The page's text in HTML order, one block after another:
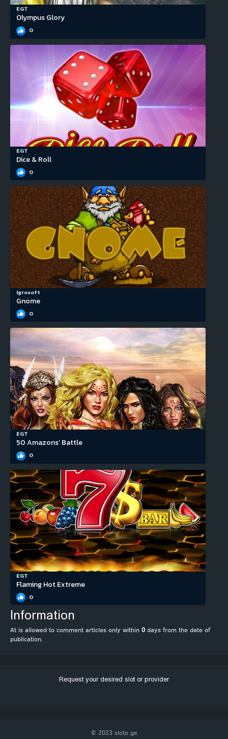
EGT
Olympus Glory
0
EGT
Dice & Roll
0
Igrosoft
Gnome
0
EGT
50 Amazons’ Battle
0
EGT
Flaming Hot Extreme
0
Information
At is allowed to comment articles only within 0 days from the date of
publication.
Request your desired slot or provider
© 2023 sloto.ge